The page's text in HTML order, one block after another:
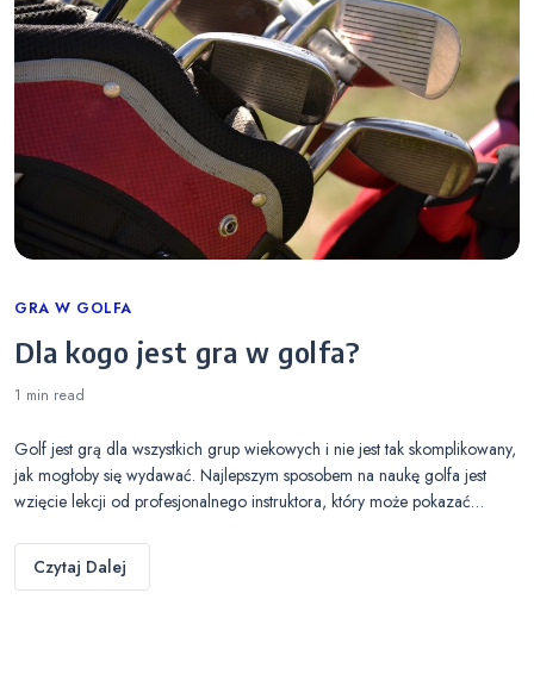
Categories
GRA W GOLFA
Dla kogo jest gra w golfa?
1 min read
Golf jest grą dla wszystkich grup wiekowych i nie jest tak skomplikowany,
jak mogłoby się wydawać. Najlepszym sposobem na naukę golfa jest
wzięcie lekcji od profesjonalnego instruktora, który może pokazać…
Czytaj Dalej